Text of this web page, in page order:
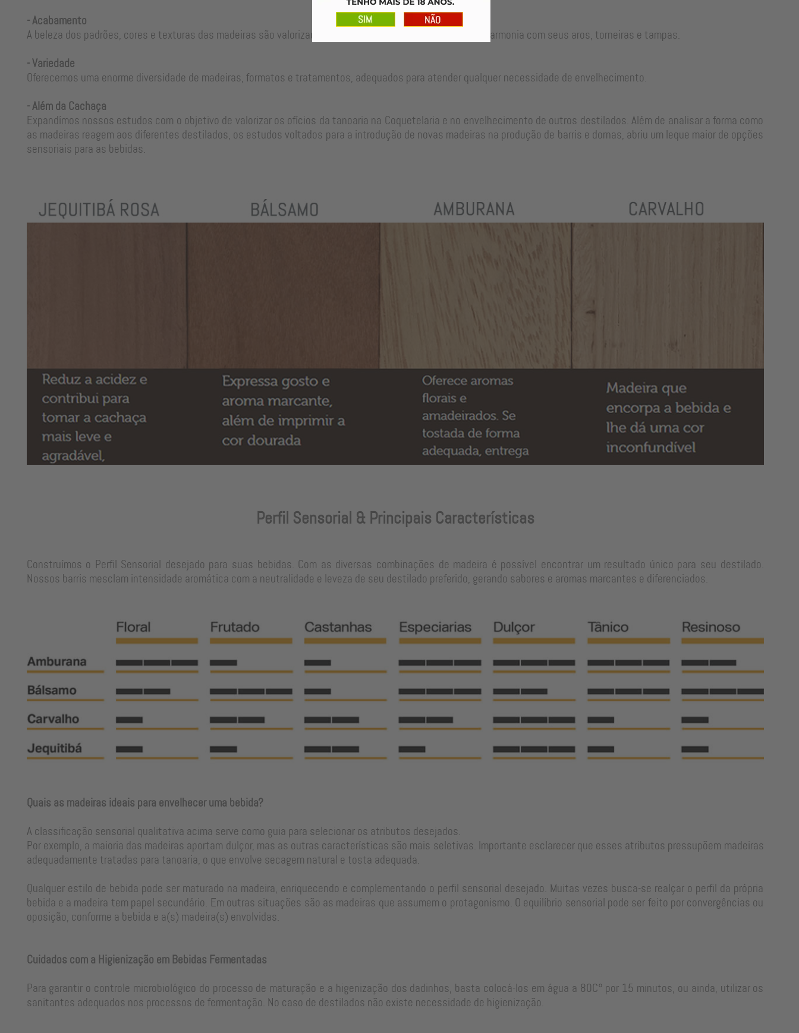
- Acabamento
A beleza dos padrões, cores e texturas das madeiras são valorizadas no ajuste perfeito de cada peça em harmonia com seus aros, torneiras e tampas.
- Variedade
Oferecemos uma enorme diversidade de madeiras, formatos e tratamentos, adequados para atender qualquer necessidade de envelhecimento.
- Além da Cachaça
Expandímos nossos estudos com o objetivo de valorizar os ofícios da tanoaria na Coquetelaria e no envelhecimento de outros destilados. Além de analisar a forma como
as madeiras reagem aos diferentes destilados, os estudos voltados para a introdução de novas madeiras na produção de barris e dornas, abriu um leque maior de opções
sensoriais para as bebidas.
Perfil Sensorial & Principais Características
Construímos o Perfil Sensorial desejado para suas bebidas. Com as diversas combinações de madeira é possível encontrar um resultado único para seu destilado.
Nossos barris mesclam intensidade aromática com a neutralidade e leveza de seu destilado preferido, gerando sabores e aromas marcantes e diferenciados.
Quais as madeiras ideais para envelhecer uma bebida?
A classificação sensorial qualitativa acima serve como guia para selecionar os atributos desejados.
Por exemplo, a maioria das madeiras aportam dulçor, mas as outras características são mais seletivas. Importante esclarecer que esses atributos pressupõem madeiras
adequadamente tratadas para tanoaria, o que envolve secagem natural e tosta adequada.
Qualquer estilo de bebida pode ser maturado na madeira, enriquecendo e complementando o perfil sensorial desejado. Muitas vezes busca-se realçar o perfil da própria
bebida e a madeira tem papel secundário. Em outras situações são as madeiras que assumem o protagonismo. O equilíbrio sensorial pode ser feito por convergências ou
oposição, conforme a bebida e a(s) madeira(s) envolvidas.
Cuidados com a Higienização em Bebidas Fermentadas
Para garantir o controle microbiológico do processo de maturação e a higenização dos dadinhos, basta colocá-los em água a 80C° por 15 minutos, ou ainda, utilizar os
sanitantes adequados nos processos de fermentação. No caso de destilados não existe necessidade de higienização.